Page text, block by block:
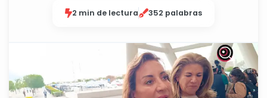
2 min de lectura 352 palabras